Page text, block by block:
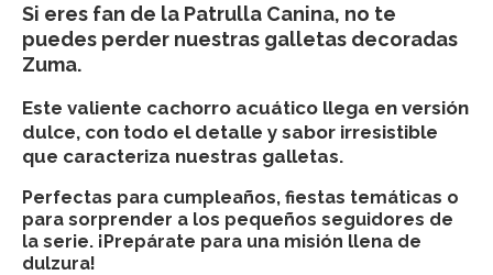
Si eres fan de la Patrulla Canina, no te
puedes perder nuestras galletas decoradas
Zuma.
Este valiente cachorro acuático llega en versión
dulce, con todo el detalle y sabor irresistible
que caracteriza nuestras galletas.
Perfectas para cumpleaños, fiestas temáticas o
para sorprender a los pequeños seguidores de
la serie. ¡Prepárate para una misión llena de
dulzura!